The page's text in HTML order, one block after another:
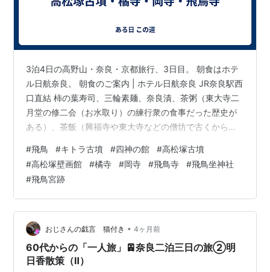
3泊4日の高野山・奈良・京都旅行、3日目。 朝食はホテ
ル日航奈良。 朝食のご案内 | ホテル日航奈良 JR奈良駅西
口直結 柿の葉寿司、三輪素麺、奈良漬、茶粥（東大寺二
月堂の修二会（お水取り）の練行衆の食事だった歴史が
ある）、茶飯（興福寺や東大寺などの僧坊で古くから食
しのぐために作ったとされる郷土料理である飛鳥鍋を豆
乳でアレンジしたもの）など、奈良の伝統食・名物料
理。 興福寺の粕汁（追儺会（ついなえ。2月3日の節分の
夜に行われる鬼追い式、豆まき行事。）の際に振舞われ
る白味噌と酒粕の風味がある一品）、興福寺の精進汁
（正月の三が日のお供え物を下供し、…
#飛鳥 #キトラ古墳 #四神の館 #高松塚古墳
#高松塚壁画館 #橘寺 #岡寺 #飛鳥寺 #飛鳥坐神社
#飛鳥宮跡
おじさんの戯言 猫付き • 4ヶ月前
60代からの「一人旅」🚈奈良二泊三日の旅②明
日香散策（Ⅱ）